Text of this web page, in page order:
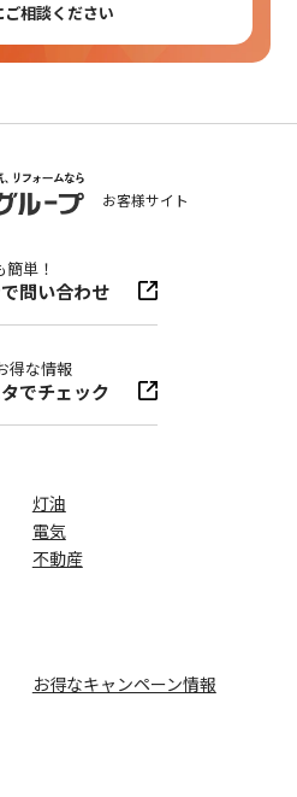
ご相談ください
お客様サイト
簡単！
問い合わせ
得な情報
でチェック
灯油
電気
不動産
お得なキャンペーン情報